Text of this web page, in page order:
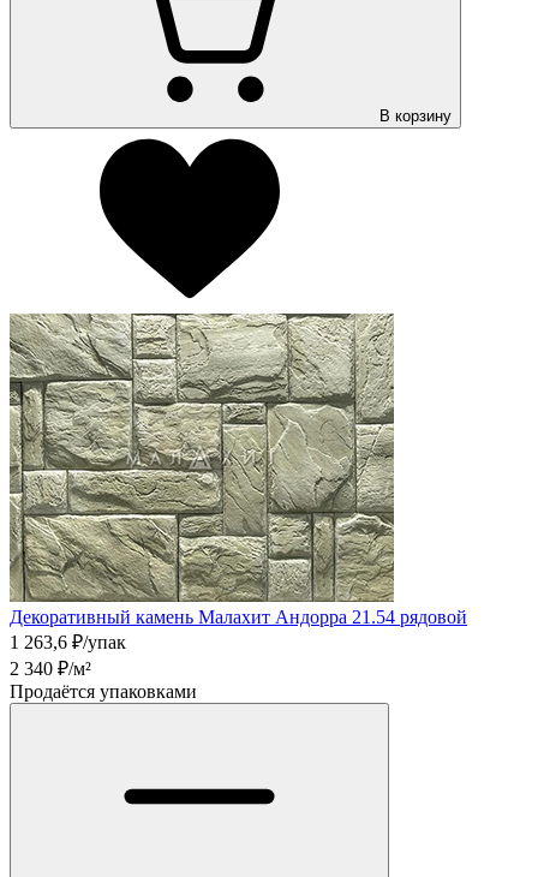
В корзину
Декоративный камень Малахит Андорра 21.54 рядовой
1 263,6 ₽/упак
2 340 ₽/м²
Продаётся упаковками